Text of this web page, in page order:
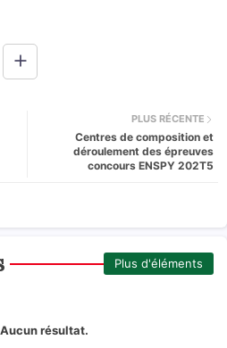
PLUS RÉCENTE
Centres de composition et
déroulement des épreuves
concours ENSPY 202T5
Plus d'éléments
Aucun résultat.